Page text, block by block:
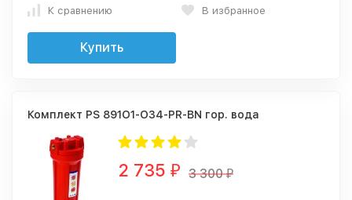
К сравнению В избранное
Купить
Комплект PS 891O1-О34-PR-BN гор. вода
2 735 ₽ 3 300₽